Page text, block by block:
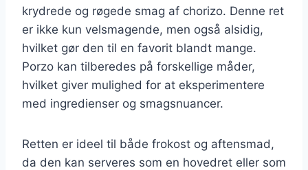
krydrede og røgede smag af chorizo. Denne ret
er ikke kun velsmagende, men også alsidig,
hvilket gør den til en favorit blandt mange.
Porzo kan tilberedes på forskellige måder,
hvilket giver mulighed for at eksperimentere
med ingredienser og smagsnuancer.
Retten er ideel til både frokost og aftensmad,
da den kan serveres som en hovedret eller som